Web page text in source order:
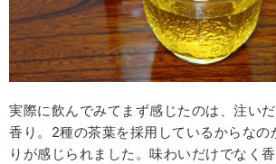
実際に飲んでみてまず感じたのは、注い
香り。2種の茶葉を採用しているからなの
りが感じられました。味わいだけでなく